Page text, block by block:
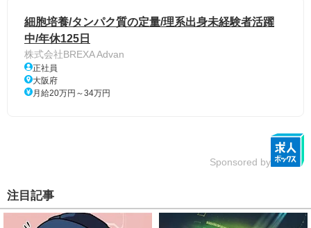
細胞培養/タンパク質の定量/理系出身未経験者活躍
中/年休125日
株式会社BREXA Advan
正社員
大阪府
月給20万円～34万円
Sponsored by
注目記事